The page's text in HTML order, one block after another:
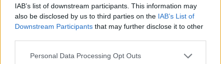
IAB’s list of downstream participants. This information may
also be disclosed by us to third parties on the IAB’s List of
Downstream Participants that may further disclose it to other
Personal Data Processing Opt Outs
KEDVES OLVASÓNK!
A keresett cikk a portfolio.hu hírarchívumához
tartozik, melynek olvasása előfizetéses